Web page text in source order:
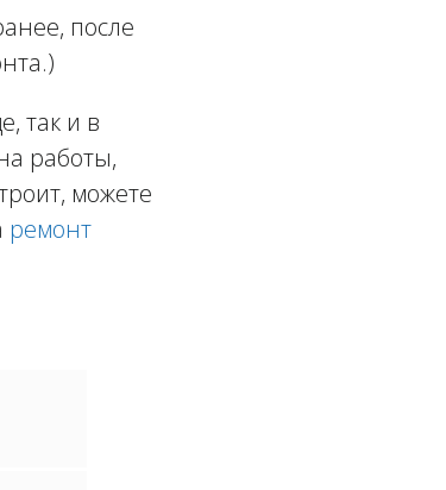
после
так и в
работы,
можете
ремонт